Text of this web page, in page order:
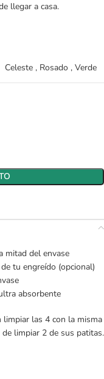
llegar a casa.
Celeste , Rosado , Verde
mitad del envase
tu engreído (opcional)
absorbente
limpiar las 4 con la misma
limpiar 2 de sus patitas.